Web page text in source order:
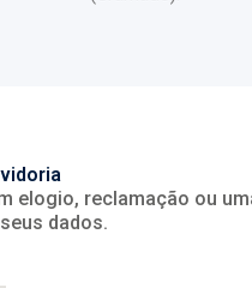
reclamação ou
dados.